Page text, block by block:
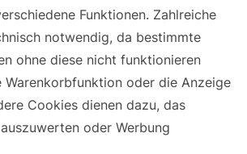
Funktionen. Zahlreiche
notwendig, da bestimmte
ohne diese nicht funktionieren
Warenkorbfunktion oder die Anzeige
Cookies dienen dazu, das
oder Werbung